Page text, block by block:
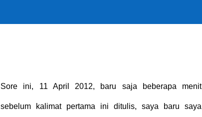
Sore ini, 11 April 2012, baru saja beberapa menit
sebelum kalimat pertama ini ditulis, saya baru saya